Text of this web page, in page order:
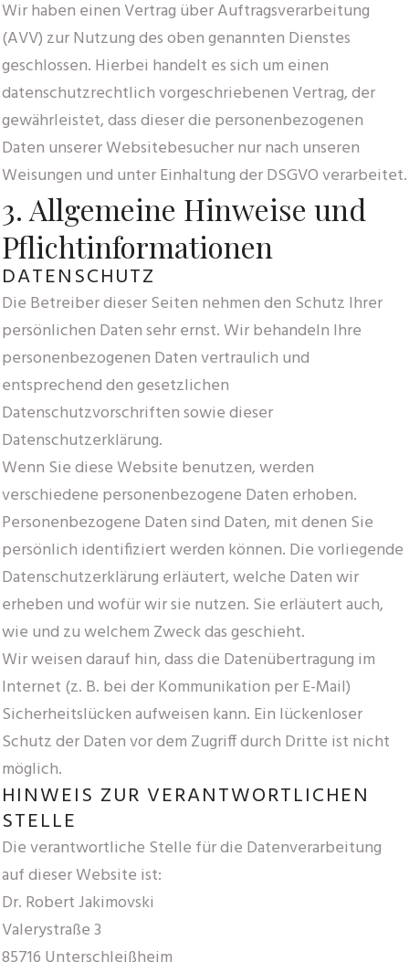
Wir haben einen Vertrag über Auftragsverarbeitung
(AVV) zur Nutzung des oben genannten Dienstes
geschlossen. Hierbei handelt es sich um einen
datenschutzrechtlich vorgeschriebenen Vertrag, der
gewährleistet, dass dieser die personenbezogenen
Daten unserer Websitebesucher nur nach unseren
Weisungen und unter Einhaltung der DSGVO verarbeitet.
3. Allgemeine Hinweise und
Pflicht­informationen
DATENSCHUTZ
Die Betreiber dieser Seiten nehmen den Schutz Ihrer
persönlichen Daten sehr ernst. Wir behandeln Ihre
personenbezogenen Daten vertraulich und
entsprechend den gesetzlichen
Datenschutzvorschriften sowie dieser
Datenschutzerklärung.
Wenn Sie diese Website benutzen, werden
verschiedene personenbezogene Daten erhoben.
Personenbezogene Daten sind Daten, mit denen Sie
persönlich identifiziert werden können. Die vorliegende
Datenschutzerklärung erläutert, welche Daten wir
erheben und wofür wir sie nutzen. Sie erläutert auch,
wie und zu welchem Zweck das geschieht.
Wir weisen darauf hin, dass die Datenübertragung im
Internet (z. B. bei der Kommunikation per E-Mail)
Sicherheitslücken aufweisen kann. Ein lückenloser
Schutz der Daten vor dem Zugriff durch Dritte ist nicht
möglich.
HINWEIS ZUR VERANTWORTLICHEN
STELLE
Die verantwortliche Stelle für die Datenverarbeitung
auf dieser Website ist:
Dr. Robert Jakimovski
Valerystraße 3